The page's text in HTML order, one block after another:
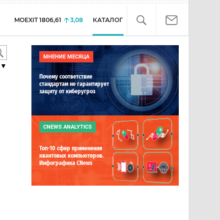
MOEXIT 1806,61 3,08 КАТАЛОГ
▼
МНЕНИЕ МЕСЯЦА
Почему соответствие
стандартам не гарантирует
защиту от киберугроз
CNEWS ANALYTICS
Топ-10 сфер применения
квантовых компьютеров.
Инфографика CNews